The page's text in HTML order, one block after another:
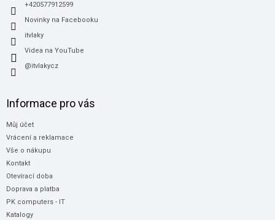
+420577912599
Novinky na Facebooku
itvlaky
Videa na YouTube
@itvlakycz
Informace pro vás
Můj účet
Vrácení a reklamace
Vše o nákupu
Kontakt
Otevírací doba
Doprava a platba
PK computers - IT
Katalogy